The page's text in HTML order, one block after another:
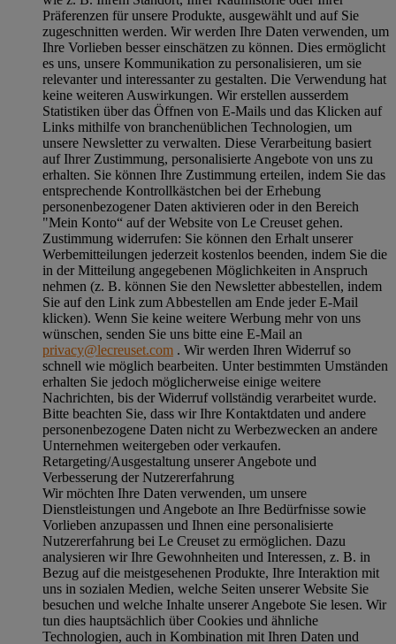
Präferenzen für unsere Produkte, ausgewählt und auf Sie
zugeschnitten werden. Wir werden Ihre Daten verwenden, um
Ihre Vorlieben besser einschätzen zu können. Dies ermöglicht
es uns, unsere Kommunikation zu personalisieren, um sie
relevanter und interessanter zu gestalten. Die Verwendung hat
keine weiteren Auswirkungen. Wir erstellen ausserdem
Statistiken über das Öffnen von E-Mails und das Klicken auf
Links mithilfe von branchenüblichen Technologien, um
unsere Newsletter zu verwalten. Diese Verarbeitung basiert
auf Ihrer Zustimmung, personalisierte Angebote von uns zu
erhalten. Sie können Ihre Zustimmung erteilen, indem Sie das
entsprechende Kontrollkästchen bei der Erhebung
personenbezogener Daten aktivieren oder in den Bereich
"Mein Konto“ auf der Website von Le Creuset gehen.
Zustimmung widerrufen: Sie können den Erhalt unserer
Werbemitteilungen jederzeit kostenlos beenden, indem Sie die
in der Mitteilung angegebenen Möglichkeiten in Anspruch
nehmen (z. B. können Sie den Newsletter abbestellen, indem
Sie auf den Link zum Abbestellen am Ende jeder E-Mail
klicken). Wenn Sie keine weitere Werbung mehr von uns
wünschen, senden Sie uns bitte eine E-Mail an
privacy@lecreuset.com . Wir werden Ihren Widerruf so
schnell wie möglich bearbeiten. Unter bestimmten Umständen
erhalten Sie jedoch möglicherweise einige weitere
Nachrichten, bis der Widerruf vollständig verarbeitet wurde.
Bitte beachten Sie, dass wir Ihre Kontaktdaten und andere
personenbezogene Daten nicht zu Werbezwecken an andere
Unternehmen weitergeben oder verkaufen.
Retargeting/Ausgestaltung unserer Angebote und
Verbesserung der Nutzererfahrung
Wir möchten Ihre Daten verwenden, um unsere
Dienstleistungen und Angebote an Ihre Bedürfnisse sowie
Vorlieben anzupassen und Ihnen eine personalisierte
Nutzererfahrung bei Le Creuset zu ermöglichen. Dazu
analysieren wir Ihre Gewohnheiten und Interessen, z. B. in
Bezug auf die meistgesehenen Produkte, Ihre Interaktion mit
uns in sozialen Medien, welche Seiten unserer Website Sie
besuchen und welche Inhalte unserer Angebote Sie lesen. Wir
tun dies hauptsächlich über Cookies und ähnliche
Technologien, auch in Kombination mit Ihren Daten und